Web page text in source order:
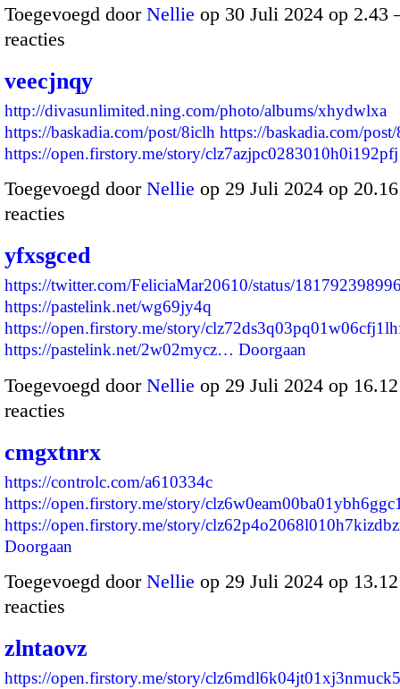
Toegevoegd door Nellie op 30 Juli 2024 op 2.43
reacties
veecjnqy
http://divasunlimited.ning.com/photo/albums/xhydwlxa
https://baskadia.com/post/8iclh https://baskadia.com/
https://open.firstory.me/story/
Toegevoegd door Nellie op 29 Juli 2024 op
reacties
yfxsgced
https://twitter.com/FeliciaMar20610/status/
https://pastelink.net/wg69jy4q
https://open.firstory.me/story/
https://pastelink.net/2w02mycz… Doorgaan
Toegevoegd door Nellie op 29 Juli 2024 op
reacties
cmgxtnrx
https://controlc.com/a610334c
https://open.firstory.me/story/
https://open.firstory.me/story/
Doorgaan
Toegevoegd door Nellie op 29 Juli 2024 op
reacties
zlntaovz
https://open.firstory.me/story/